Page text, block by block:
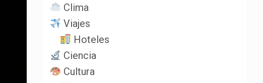
Clima
Viajes
Hoteles
Ciencia
Cultura